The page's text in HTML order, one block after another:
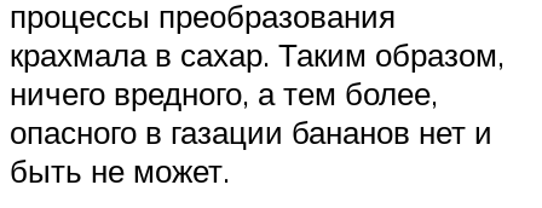
процессы преобразования
крахмала в сахар. Таким образом,
ничего вредного, а тем более,
опасного в газации бананов нет и
быть не может.